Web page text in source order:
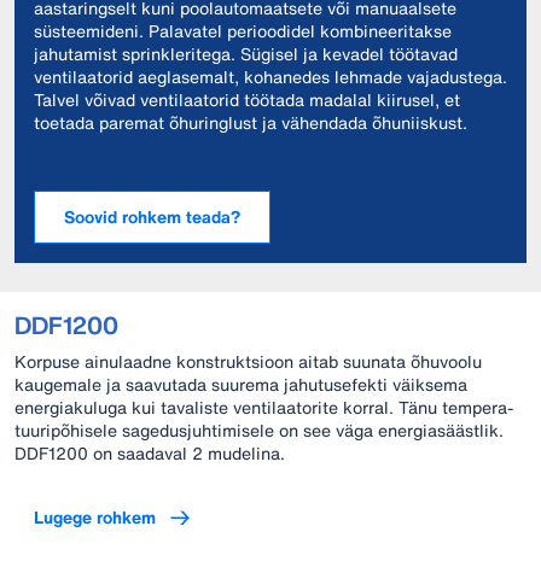
aastaringselt kuni poolautomaatsete või manuaalsete
süsteemideni. Palavatel perioodidel kombineeritakse
jahutamist sprinkleritega. Sügisel ja kevadel töötavad
ventilaatorid aeglasemalt, kohanedes lehmade vajadustega.
Talvel võivad ventilaatorid töötada madalal kiirusel, et
toetada paremat õhuringlust ja vähendada õhuniiskust.
Soovid rohkem teada?
DDF1200
Korpuse ainulaadne konstruktsioon aitab suunata õhuvoolu
kaugemale ja saavutada suurema jahutusefekti väiksema
energiakuluga kui tavaliste ventilaatorite korral. Tänu tempera-
tuuripõhisele sagedusjuhtimisele on see väga energiasäästlik.
DDF1200 on saadaval 2 mudelina.
Lugege rohkem